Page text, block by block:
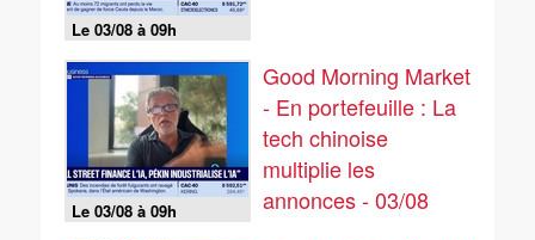
Le 03/08 à 09h
Le 03/08 à 09h
Good Morning Market
- En portefeuille : La
tech chinoise
multiplie les
annonces - 03/08